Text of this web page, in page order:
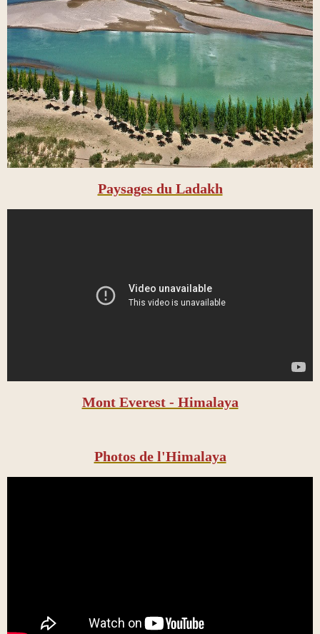
Paysages du Ladakh
Mont Everest - Himalaya
Photos de l'Himalaya